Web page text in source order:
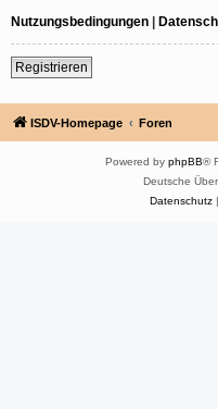
Nutzungsbedingungen |
Registrieren
ISDV-Homepage Foren
Powered by phpBB®
Deutsche
Datenschutz|